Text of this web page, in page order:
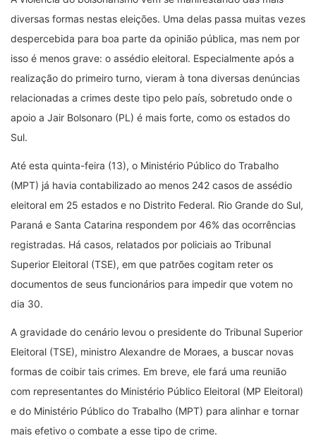
diversas formas nestas eleições. Uma delas passa muitas vezes
despercebida para boa parte da opinião pública, mas nem por
isso é menos grave: o assédio eleitoral. Especialmente após a
realização do primeiro turno, vieram à tona diversas denúncias
relacionadas a crimes deste tipo pelo país, sobretudo onde o
apoio a Jair Bolsonaro (PL) é mais forte, como os estados do
Sul.
Até esta quinta-feira (13), o Ministério Público do Trabalho
(MPT) já havia contabilizado ao menos 242 casos de assédio
eleitoral em 25 estados e no Distrito Federal. Rio Grande do Sul,
Paraná e Santa Catarina respondem por 46% das ocorrências
registradas. Há casos, relatados por policiais ao Tribunal
Superior Eleitoral (TSE), em que patrões cogitam reter os
documentos de seus funcionários para impedir que votem no
dia 30.
A gravidade do cenário levou o presidente do Tribunal Superior
Eleitoral (TSE), ministro Alexandre de Moraes, a buscar novas
formas de coibir tais crimes. Em breve, ele fará uma reunião
com representantes do Ministério Público Eleitoral (MP Eleitoral)
e do Ministério Público do Trabalho (MPT) para alinhar e tornar
mais efetivo o combate a esse tipo de crime.